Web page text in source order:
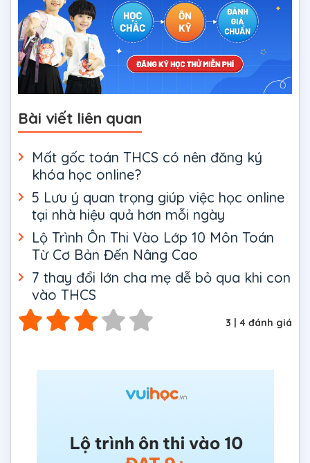
Bài viết liên quan
Mất gốc toán THCS có nên đăng ký
khóa học online?
5 Lưu ý quan trọng giúp việc học online
tại nhà hiệu quả hơn mỗi ngày
Lộ Trình Ôn Thi Vào Lớp 10 Môn Toán
Từ Cơ Bản Đến Nâng Cao
7 thay đổi lớn cha mẹ dễ bỏ qua khi con
vào THCS
3 4 đánh giá